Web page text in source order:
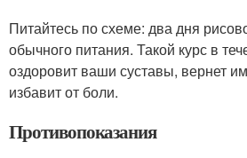
Питайтесь по схеме: два дня
обычного питания. Такой курс в
оздоровит ваши суставы, вернет
избавит от боли.
Противопоказания